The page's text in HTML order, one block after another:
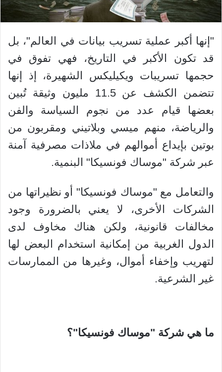
"إنها أكبر عملية تسريب بيانات في العالم"، بل
قد تكون الأكبر في التاريخ، فهي تفوق في
حجمها تسريبات ويكيليكس الشهيرة، إذ إنها
تتضمن الكشف عن 11.5 مليون وثيقة تُبين
بعضها قيام عدد من نجوم السياسة والفن
والرياضة، منهم ميسي وبلاتيني ومقربون من
بوتين بإيداع أموالهم في ملاذات مصرفية آمنة
عبر شركة "موساك فونسيكا" البنمية.
والتعامل مع "موساك فونسيكا" أو نظيراتها من
الشركات الأخرى، لا يعني بالضرورة وجود
مخالفات قانونية، ولكن هناك مخاوف لدى
الدول الغربية من إمكانية استخدام البعض لها
لتهريب وإخفاء أموال، وغيرها من الممارسات
غير الشرعية.
ما هي شركة "موساك فونسيكا"؟